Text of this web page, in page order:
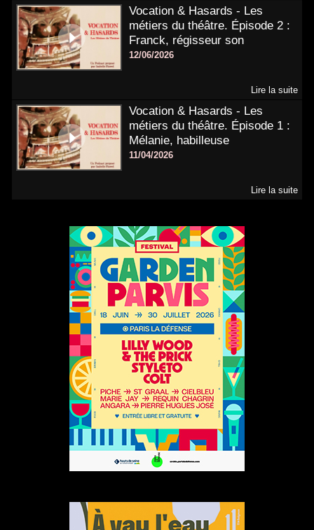
Vocation & Hasards - Les
métiers du théâtre. Épisode 2 :
Franck, régisseur son
12/06/2026
Lire la suite
Vocation & Hasards - Les
métiers du théâtre. Épisode 1 :
Mélanie, habilleuse
11/04/2026
Lire la suite